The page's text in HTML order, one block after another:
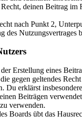
deinen Beitrag im
nach Punkt 2,
des Nutzungsvertrages
Erstellung eines
gegen geltendes
Du erklärst
Beiträgen
verwenden.
Boards übt das